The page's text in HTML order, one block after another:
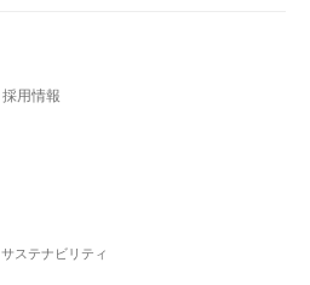
採用情報
サステナビリティ